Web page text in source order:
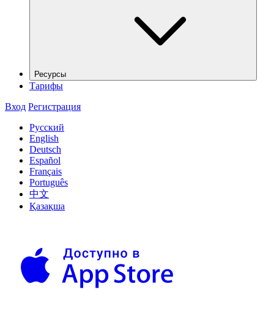
Ресурсы
Тарифы
Вход Регистрация
Русский
English
Deutsch
Español
Français
Português
中文
Қазақша